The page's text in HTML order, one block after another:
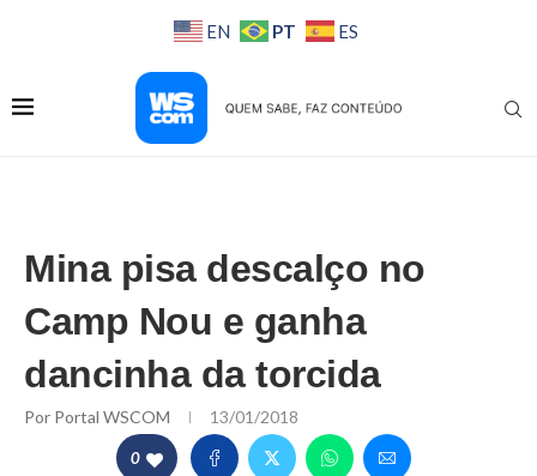
EN PT ES
Mina pisa descalço no
Camp Nou e ganha
dancinha da torcida
Por Portal WSCOM 13/01/2018
0